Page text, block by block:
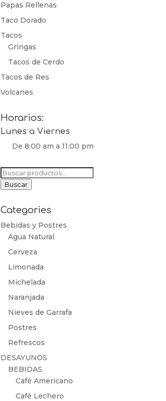
Papas Rellenas
Taco Dorado
Tacos
Gringas
Tacos de Cerdo
Tacos de Res
Volcanes
Horarios:
Lunes a Viernes
De 8:00 am a 11:00 pm
Buscar
por:
Buscar
Categories
Bebidas y Postres
Agua Natural
Cerveza
Limonada
Michelada
Naranjada
Nieves de Garrafa
Postres
Refrescos
DESAYUNOS
BEBIDAS
Café Americano
Café Lechero